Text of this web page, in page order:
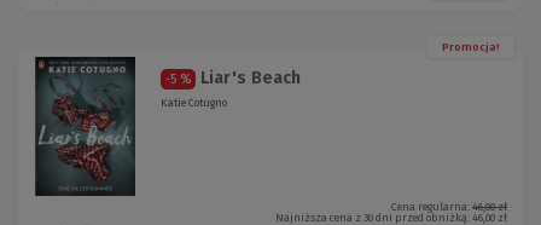
Promocja!
-5 % Liar's Beach
Katie Cotugno
Cena regularna: 46,00 zł
Najniższa cena z 30 dni przed obniżką: 46,00 zł